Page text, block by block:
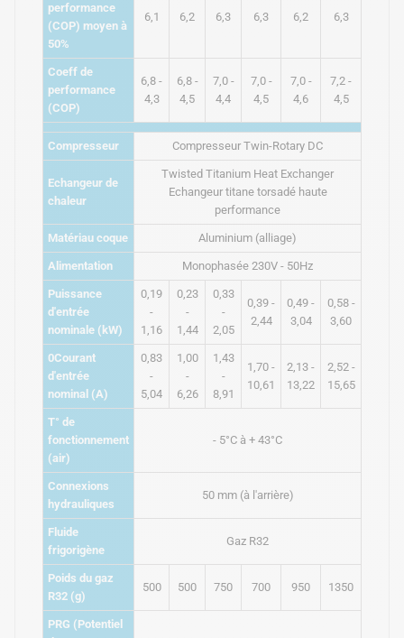
performance
(COP) moyen à
50%
6,1 6,2 6,3 6,3 6,2 6,3
Coeff de
performance
(COP)
6,8 -
4,3
6,8 -
4,5
7,0 -
4,4
7,0 -
4,5
7,0 -
4,6
7,2 -
4,5
Compresseur Compresseur Twin-Rotary DC
Echangeur de
chaleur
Twisted Titanium Heat Exchanger
Echangeur titane torsadé haute
performance
Matériau coque Aluminium (alliage)
Alimentation Monophasée 230V - 50Hz
Puissance
d'entrée
nominale (kW)
0,19
-
1,16
0,23
-
1,44
0,33
-
2,05
0,39 -
2,44
0,49 -
3,04
0,58 -
3,60
0Courant
d'entrée
nominal (A)
0,83
-
5,04
1,00
-
6,26
1,43
-
8,91
1,70 -
10,61
2,13 -
13,22
2,52 -
15,65
T° de
fonctionnement
(air)
- 5°C à + 43°C
Connexions
hydrauliques
50 mm (à l'arrière)
Fluide
frigorigène
Gaz R32
Poids du gaz
R32 (g)
500 500 750 700 950 1350
PRG (Potentiel